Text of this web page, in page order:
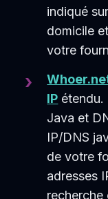
indiqué
domicile
votre
IP étendu.
Java et
IP/DNS
de votre
adresses
recherche